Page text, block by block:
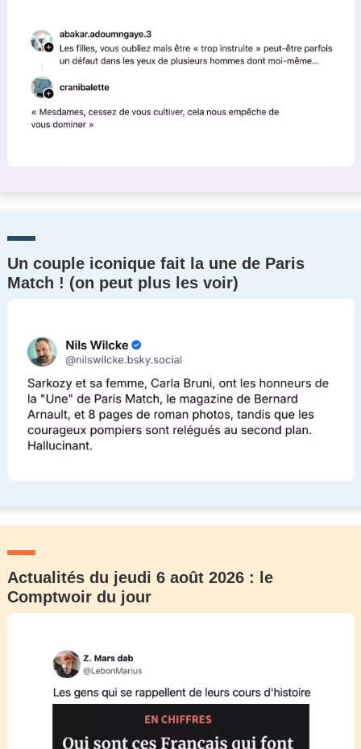
Un couple iconique fait la une de Paris
Match ! (on peut plus les voir)
Actualités du jeudi 6 août 2026 : le
Comptwoir du jour